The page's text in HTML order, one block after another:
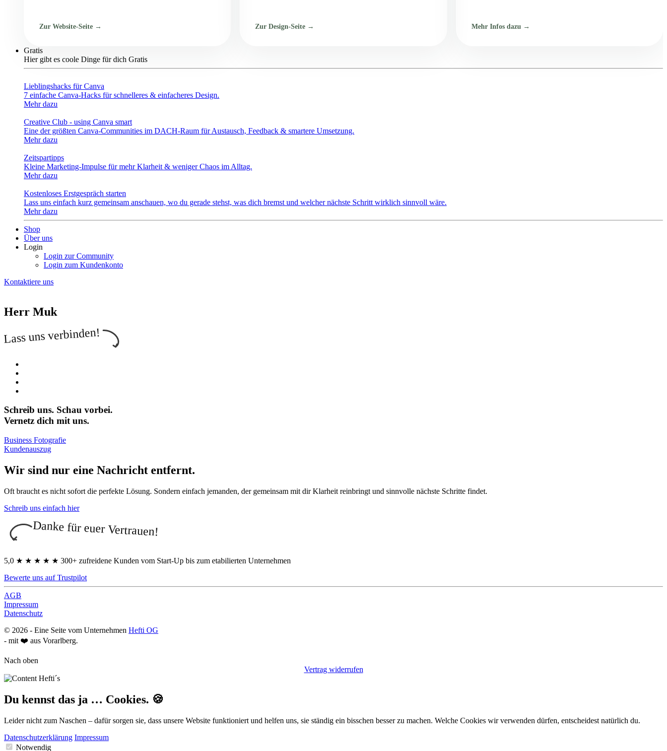
Zur Website-Seite → Zur Design-Seite → Mehr Infos dazu →
Gratis
Hier gibt es coole Dinge für dich Gratis
Lieblingshacks für Canva
7 einfache Canva-Hacks für schnelleres & einfacheres Design.
Mehr dazu
Creative Club - using Canva smart
Eine der größten Canva-Communities im DACH-Raum für Austausch, Feedback & smartere Umsetzung.
Mehr dazu
Zeitspartipps
Kleine Marketing-Impulse für mehr Klarheit & weniger Chaos im Alltag.
Mehr dazu
Kostenloses Erstgespräch starten
Lass uns einfach kurz gemeinsam anschauen, wo du gerade stehst, was dich bremst und welcher nächste Schritt wirklich sinnvoll wäre.
Mehr dazu
Shop
Über uns
Login
Login zur Community
Login zum Kundenkonto
Kontaktiere uns
Herr Muk
Lass uns verbinden!
Schreib uns. Schau vorbei.
Vernetz dich mit uns.
Business Fotografie
Kundenauszug
Wir sind nur eine Nachricht entfernt.
Oft braucht es nicht sofort die perfekte Lösung. Sondern einfach jemanden, der gemeinsam mit dir Klarheit reinbringt und sinnvolle nächste Schritte findet.
Schreib uns einfach hier
Danke für euer Vertrauen!
5,0 ★ ★ ★ ★ ★ 300+ zufreidene Kunden vom Start-Up bis zum etabilierten Unternehmen
Bewerte uns auf Trustpilot
AGB
Impressum
Datenschutz
© 2026 - Eine Seite vom Unternehmen Hefti OG
- mit ❤️ aus Vorarlberg.
Nach oben
Vertrag widerrufen
Du kennst das ja … Cookies. 🍪
Leider nicht zum Naschen – dafür sorgen sie, dass unsere Website funktioniert und helfen uns, sie ständig ein bisschen besser zu machen. Welche Cookies wir verwenden dürfen, entscheidest natürlich du.
Datenschutzerklärung Impressum
Notwendig